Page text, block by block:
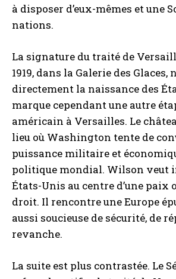
à disposer d’eux-mêmes et une
nations.
La signature du traité de
1919, dans la Galerie des Glaces,
directement la naissance des
marque cependant une autre
américain à Versailles. Le
lieu où Washington tente de
puissance militaire et
politique mondial. Wilson veut
États-Unis au centre d’une paix
droit. Il rencontre une Europe
aussi soucieuse de sécurité, de
revanche.
La suite est plus contrastée. Le